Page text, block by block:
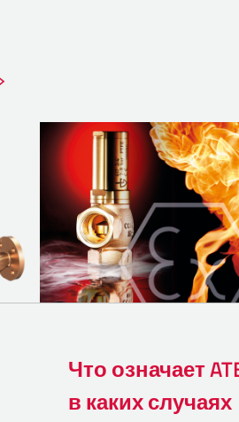
Что означает
в каких случаях